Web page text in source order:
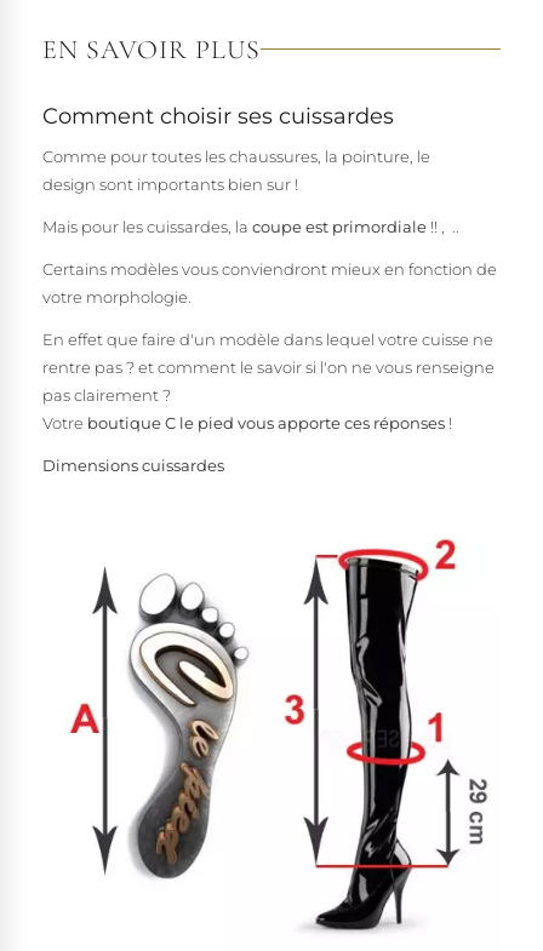
EN SAVOIR PLUS
Comment choisir ses cuissardes
Comme pour toutes les chaussures, la pointure, le
design sont importants bien sur !
Mais pour les cuissardes, la coupe est primordiale !! , ..
Certains modèles vous conviendront mieux en fonction de
votre morphologie
En effet que faire d'un modèle dans lequel votre cuisse ne
rentre pas ? et comment le savoir si l'on ne vous renseigne
pas clairement ?
Votre boutique C le pied vous apporte ces réponses !
Dimensions cuissardes